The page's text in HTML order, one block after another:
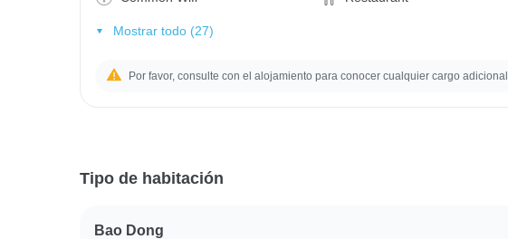
Mostrar todo (27)
Por favor, consulte con el alojamiento para conocer cualquier cargo adicional.
Tipo de habitación
Bao Dong